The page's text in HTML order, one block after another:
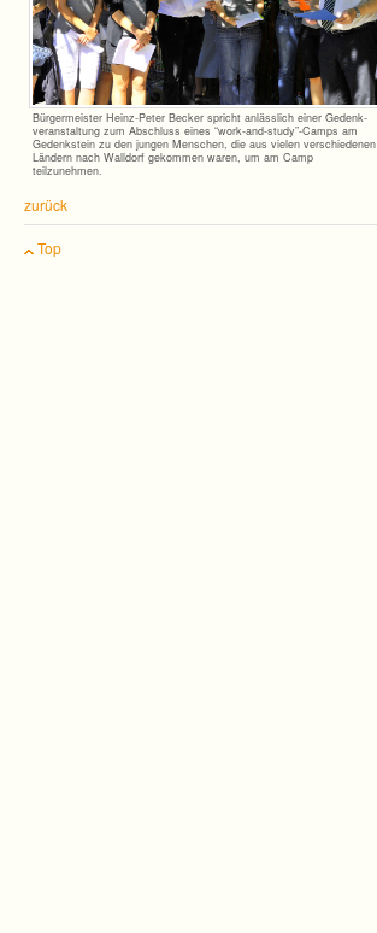
Bür­ger­meis­ter Heinz-Peter Becker spricht anläss­lich einer Gedenk­
ver­an­stal­tung zum Abschluss eines “work-and-study”-Camps am
Gedenk­stein zu den jun­gen Men­schen, die aus vie­len ver­schie­de­nen
Län­dern nach Wall­dorf gekom­men waren, um am Camp
teilzunehmen.
zurück
Top